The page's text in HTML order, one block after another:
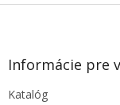
Z
Informácie pre
Katalóg